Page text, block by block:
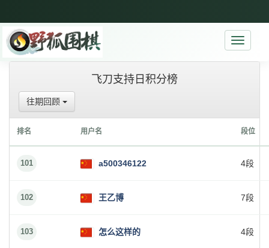
Toggle
飞刀支持日积分榜
往期回顾
排名 用户名 段位
101 a500346122 4段
102 王乙博 7段
103 怎么这样的 4段